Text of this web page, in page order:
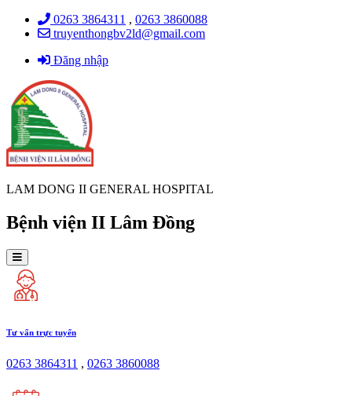
0263 3864311 , 0263 3860088
truyenthongbv2ld@gmail.com
Đăng nhập
LAM DONG II GENERAL HOSPITAL
Bệnh viện II Lâm Đồng
Tư vấn trực tuyến
0263 3864311 , 0263 3860088